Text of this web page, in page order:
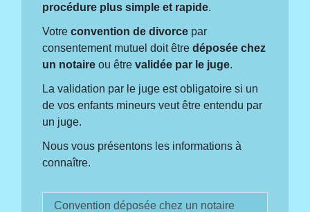
procédure plus simple et rapide.
Votreconvention de divorce par
consentement mutuel doit êtredéposée chez
un notaire ou êtrevalidée par le juge.
La validation par le juge est obligatoire si un
de vos enfants mineurs veut être entendu par
un juge.
Nous vous présentons les informations à
connaître.
Convention déposée chez un notaire